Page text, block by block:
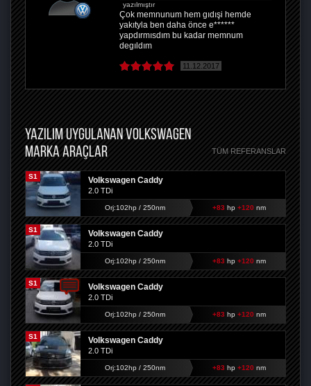
yazılmıştır
Çok memnunum hem gıdışi hemde
yakıtyla ben daha önce e******
yapdırmısdım bu kadar memnum
degıldım
11.12.2017
YAZILIM UYGULANAN VOLKSWAGEN
MARKA ARAÇLAR
TÜM REFERANSLAR
S1 Volkswagen Caddy
2.0 TDi
Orj:102hp / 250nm +83 hp +120 nm
S1 Volkswagen Caddy
2.0 TDi
Orj:102hp / 250nm +83 hp +120 nm
S1 Volkswagen Caddy
2.0 TDi
Orj:102hp / 250nm +83 hp +120 nm
S1 Volkswagen Caddy
2.0 TDi
Orj:102hp / 250nm +83 hp +120 nm